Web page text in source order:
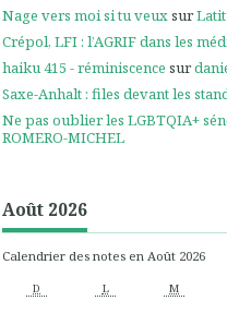
Nage vers moi si tu veuxsur
Crépol, LFI : l’AGRIF dans les
haiku 415 - réminiscence sur
Saxe-Anhalt : files devant les
Ne pas oublier les LGBTQIA+
ROMERO-MICHEL
Août 2026
Calendrier des notes en Août 2026
D L M